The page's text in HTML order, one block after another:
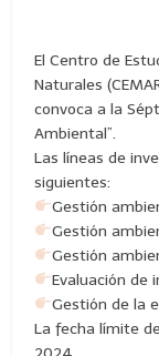
El Centro de
Naturales
convoca a la
Ambiental”.
Las líneas de
siguientes:
Gestión
Gestión
Gestión
Evaluación de
Gestión de la
La fecha límite